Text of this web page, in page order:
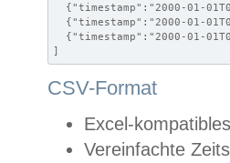
{"timestamp":"2000-01-
{"timestamp":"2000-01-
{"timestamp":"2000-01-
]
CSV-Format
Excel-
Vereinfachte